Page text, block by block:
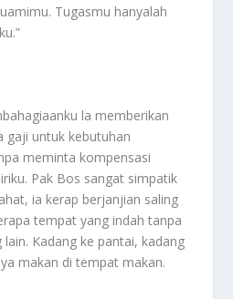
Tugasmu hanyalah
la memberikan
gaji untuk kebutuhan
meminta kompensasi
Pak Bos sangat simpatik
ia kerap berjanjian saling
tempat yang indah tanpa
Kadang ke pantai, kadang
makan di tempat makan.